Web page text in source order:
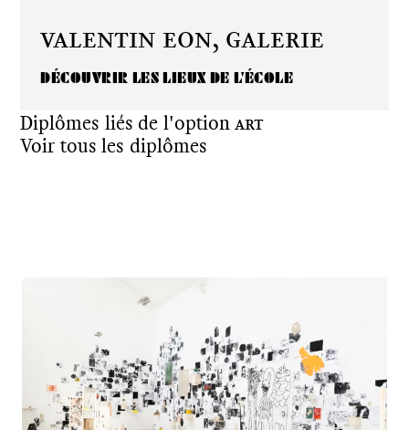
Valentin Eon, Galerie
DÉCOUVRIR LES LIEUX DE L'ÉCOLE
Diplômes liés de l'optionArt
Voir tous les diplômes